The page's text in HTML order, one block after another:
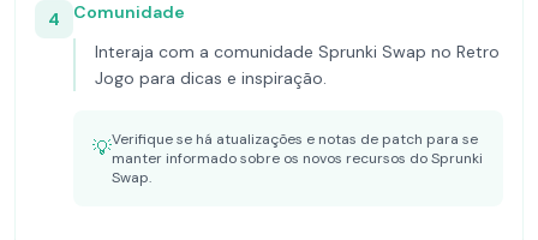
4
Comunidade
Interaja com a comunidade Sprunki Swap no Retro
Jogo para dicas e inspiração.
💡Verifique se há atualizações e notas de patch para se
manter informado sobre os novos recursos do Sprunki
Swap.